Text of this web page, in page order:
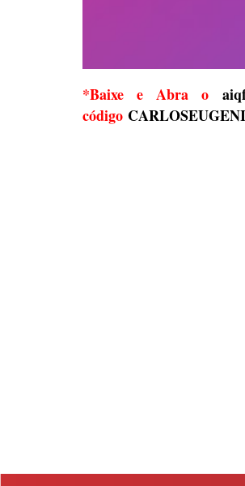
*Baixe e Abra o
código